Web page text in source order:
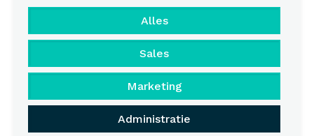
Alles
Sales
Marketing
Administratie